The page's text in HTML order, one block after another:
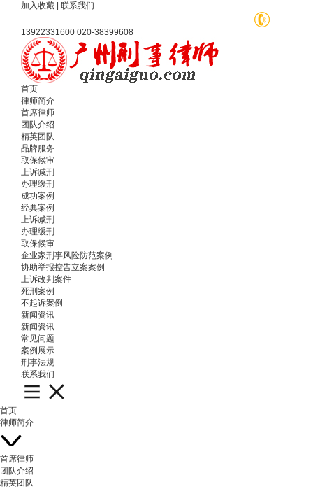
加入收藏 联系我们
13922331600 020-38399608
首页
律师简介
首席律师
团队介绍
精英团队
品牌服务
取保候审
上诉减刑
办理缓刑
成功案例
经典案例
上诉减刑
办理缓刑
取保候审
企业家刑事风险防范案例
协助举报控告立案案例
上诉改判案件
死刑案例
不起诉案例
新闻资讯
新闻资讯
常见问题
案例展示
刑事法规
联系我们
首页
律师简介
首席律师
团队介绍
精英团队